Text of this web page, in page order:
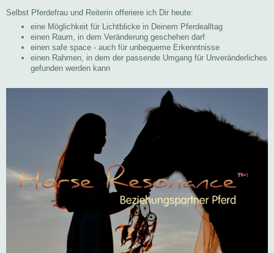
Selbst Pferdefrau und Reiterin offeriere ich Dir heute:
eine Möglichkeit für Lichtblicke in Deinem Pferdealltag
einen Raum, in dem Veränderung geschehen darf
einen safe space - auch für unbequeme Erkenntnisse
einen Rahmen, in dem der passende Umgang für Unveränderliches
gefunden werden kann